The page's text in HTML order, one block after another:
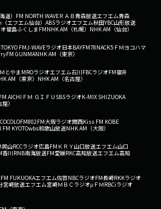
道） FM NORTH WAVEＲＡＢ青森放送エフエム青森
エフエム仙台） ABSラジオエフエム秋田YBC山形放送
オ福島ふくしまFMNHK AM（札幌） NHK AM（仙台）
TOKYO FMJ-WAVEラジオ日本BAYFM78NACK5 ＦＭヨコハマ
FM GUNMANHK AM（東京）
とやまMROラジオエフエム石川FBCラジオFM福井
AM（東京） NHK AM（名古屋）
FM AICHI ＦＭ ＧＩＦＵ SBSラジオK-MIX SHIZUOKA
）
FM802FM大阪ラジオ関西Kiss FM KOBE
FM KYOTOwbs和歌山放送NHK AM（大阪）
岡山RCCラジオ広島FM ＫＲＹ山口放送エフエム山口
香川RNB南海放送FM愛媛RKC高知放送エフエム高知
FM FUKUOKAエフエム佐賀NBCラジオFM長崎RKKラジオ
宮崎放送エフエム宮崎ＭＢＣラジオμＦＭRBCiラジオ